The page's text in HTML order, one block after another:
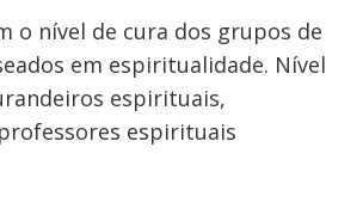
o nível de cura dos grupos de
em espiritualidade. Nível
espirituais,
espirituais